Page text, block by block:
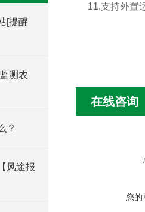
[提醒
测农
？
风途报
11.支持外置
在线咨询
您的